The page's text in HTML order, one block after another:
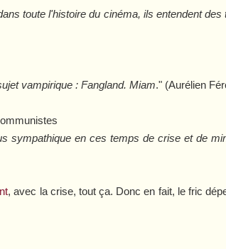
toute l'histoire du cinéma, ils entendent
vampirique :Fangland. Miam." (Aurélien
sympathique en ces temps de crise et de
, avec la crise, tout ça. Donc en fait, le fric